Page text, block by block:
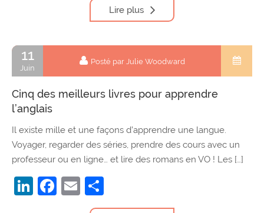
Lire plus
11
Juin
Posté par Julie Woodward
Cinq des meilleurs livres pour apprendre
l’anglais
Il existe mille et une façons d’apprendre une langue.
Voyager, regarder des séries, prendre des cours avec un
professeur ou en ligne… et lire des romans en VO ! Les […]
LinkedIn
Facebook
Email